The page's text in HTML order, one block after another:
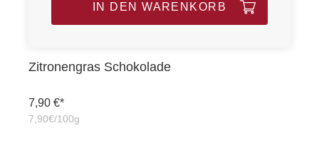
IN DEN WARENKORB
Zitronengras Schokolade
7,90 €*
7,90€/100g